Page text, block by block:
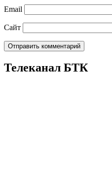
Email
Сайт
Телеканал БТК